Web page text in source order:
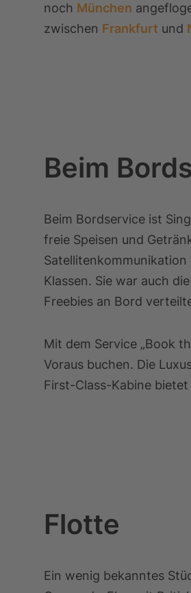
noch München
zwischen Frankfurt und
Beim
Beim Bordservice ist
freie Speisen und
Klassen. Sie war auch
Freebies an Bord
Mit dem Service „Book
Voraus buchen. Die
First-Class-Kabine
Flotte
Ein wenig bekanntes